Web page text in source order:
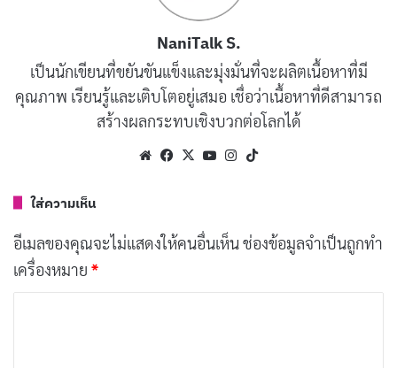
อยู่ระหว่างปรับปรุงสถานะการลงทะเบียนของท่าน
(ไม่สามารถยกเลิกการลงทะเบียนได้) = ผ่านรอเงินเข้า
อยู่ระหว่างการตรวจสอบ = รอตรวจสอบ
ไม่สามารถทำรายการต่อได้ ลงทะเบียนไม่สำเร็จ
เนื่องจากข้อมูลบัตรประชาชนไม่ถูกต้อง = ให้ลง
โควิด
NaniTalk S.
เป็นนักเขียนที่ขยันขันแข็งและมุ่งมั่นที่จะผลิตเนื้อหาที่มี
คุณภาพ เรียนรู้และเติบโตอยู่เสมอ เชื่อว่าเนื้อหาที่ดีสามารถ
สร้างผลกระทบเชิงบวกต่อโลกได้
WebsiteFacebook
X YouTubeInstagram
ใส่ความเห็น
อีเมลของคุณจะไม่แสดงให้คนอื่นเห็น ช่องข้อมูลจำเป็นถูกทำ
เครื่องหมาย *